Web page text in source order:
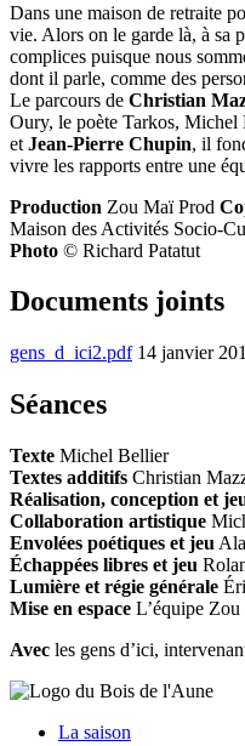
Dans une maison de retraite
vie. Alors on le garde là, à sa
complices puisque nous
dont il parle, comme des
Le parcours de Christian
Oury, le poète Tarkos,
et Jean-Pierre Chupin, il
vivre les rapports entre une
Production Zou Maï Prod
Maison des Activités Socio-
Photo © Richard Patatut
Documents joints
gens_d_ici2.pdf 14 janvier
Séances
Texte Michel Bellier
Textes additifs Christian
Réalisation, conception et
Collaboration artistique
Envolées poétiques et jeu
Échappées libres et jeu
Lumière et régie générale
Mise en espace L’équipe
Avec les gens d’ici,
La saison